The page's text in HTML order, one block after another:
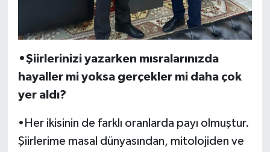
•Şiirlerinizi yazarken mısralarınızda
hayaller mi yoksa gerçekler mi daha çok
yer aldı?
•Her ikisinin de farklı oranlarda payı olmuştur.
Şiirlerime masal dünyasından, mitolojiden ve